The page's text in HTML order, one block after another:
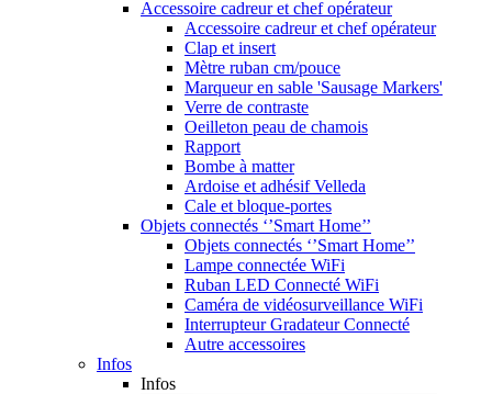
Accessoire cadreur et chef opérateur
Accessoire cadreur et chef opérateur
Clap et insert
Mètre ruban cm/pouce
Marqueur en sable 'Sausage Markers'
Verre de contraste
Oeilleton peau de chamois
Rapport
Bombe à matter
Ardoise et adhésif Velleda
Cale et bloque-portes
Objets connectés ‘’Smart Home’’
Objets connectés ‘’Smart Home’’
Lampe connectée WiFi
Ruban LED Connecté WiFi
Caméra de vidéosurveillance WiFi
Interrupteur Gradateur Connecté
Autre accessoires
Infos
Infos